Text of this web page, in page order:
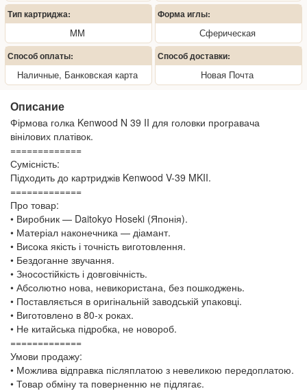
Тип картриджа:
MM
Форма иглы:
Сферическая
Способ оплаты:
Наличные, Банковская карта
Способ доставки:
Новая Почта
Описание
Фірмова голка Kenwood N 39 II для головки програвача
вінілових платівок.
=============
Сумісність:
Підходить до картриджів Kenwood V-39 MKII.
=============
Про товар:
• Виробник — Daitokyo Hoseki (Японія).
• Матеріал наконечника — діамант.
• Висока якість і точність виготовлення.
• Бездоганне звучання.
• Зносостійкість і довговічність.
• Абсолютно нова, невикористана, без пошкоджень.
• Поставляється в оригінальній заводській упаковці.
• Виготовлено в 80-х роках.
• Не китайська підробка, не новороб.
=============
Умови продажу:
• Можлива відправка післяплатою з невеликою передоплатою.
• Товар обміну та поверненню не підлягає.